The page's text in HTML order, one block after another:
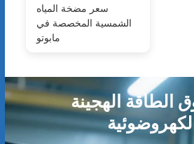
سعر مضخة المياه
الشمسية المخصصة في
مابوتو
الطاقة الهجينة